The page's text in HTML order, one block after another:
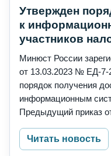
Утвержден
к
участников
Минюст России
от 13.03.2023 № ЕД-
порядок получения
информационным
Предыдущий приказ
Читать новость